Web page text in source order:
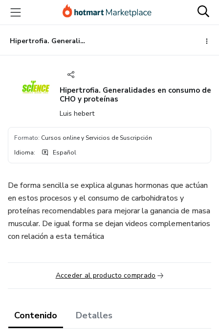
principal
página
de
página
Hipertrofia. Generalidades en consumo de CHO y proteínas
Hipertrofia. Generalidades en consumo de
CHO y proteínas
Luis hebert
Formato: Cursos online y Servicios de Suscripción
Idioma: Español
De forma sencilla se explica algunas hormonas que actúan
en estos procesos y el consumo de carbohidratos y
proteínas recomendables para mejorar la ganancia de masa
muscular. De igual forma se dejan videos complementarios
con relación a esta temática
Acceder al producto comprado
Contenido Detalles